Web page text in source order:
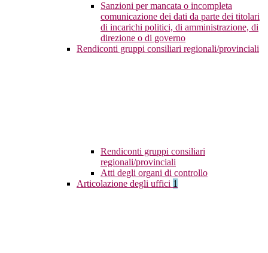
Sanzioni per mancata o incompleta
comunicazione dei dati da parte dei titolari
di incarichi politici, di amministrazione, di
direzione o di governo
Rendiconti gruppi consiliari regionali/provinciali
Rendiconti gruppi consiliari
regionali/provinciali
Atti degli organi di controllo
Articolazione degli uffici 1